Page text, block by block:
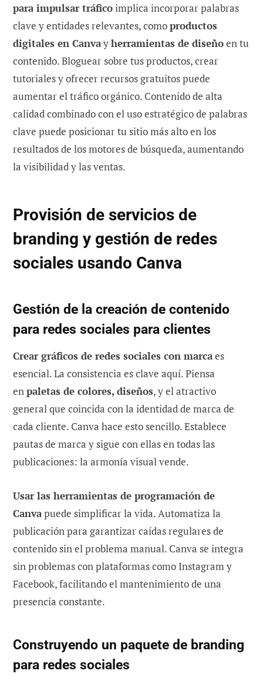
para impulsar tráficoimplica incorporar palabras
clave y entidades relevantes, comoproductos
digitales en Canvayherramientas de diseñoen tu
contenido. Bloguear sobre tus productos, crear
tutoriales y ofrecer recursos gratuitos puede
aumentar el tráfico orgánico. Contenido de alta
calidad combinado con el uso estratégico de palabras
clave puede posicionar tu sitio más alto en los
resultados de los motores de búsqueda, aumentando
la visibilidad y las ventas.
Provisión de servicios de
branding y gestión de redes
sociales usando Canva
Gestión de la creación de contenido
para redes sociales para clientes
Crear gráficos de redes sociales con marcaes
esencial. La consistencia es clave aquí. Piensa
enpaletas de colores, diseños, y el atractivo
general que coincida con la identidad de marca de
cada cliente. Canva hace esto sencillo. Establece
pautas de marca y sigue con ellas en todas las
publicaciones: la armonía visual vende.
Usar las herramientas de programación de
Canvapuede simplificar la vida. Automatiza la
publicación para garantizar caídas regulares de
contenido sin el problema manual. Canva se integra
sin problemas con plataformas como Instagram y
Facebook, facilitando el mantenimiento de una
presencia constante.
Construyendo un paquete de branding
para redes sociales